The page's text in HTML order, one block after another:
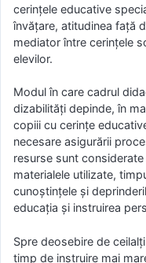
cerinţele educative
învăţare, atitudinea faţă
mediator între cerinţele
elevilor.
Modul în care cadrul
dizabilităţi depinde, în
copiii cu cerinţe
necesare asigurării
resurse sunt
materialele utilizate,
cunoştinţele şi
educaţia şi instruirea
Spre deosebire de
timp de instruire mai